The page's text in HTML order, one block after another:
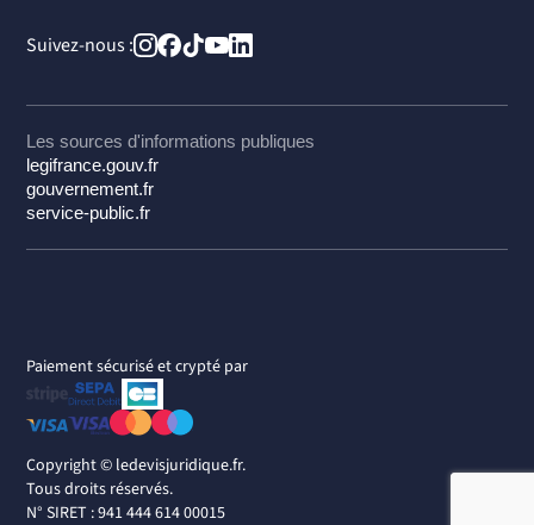
Suivez-nous :
Les sources d'informations publiques
legifrance.gouv.fr
gouvernement.fr
service-public.fr
Paiement sécurisé et crypté par
Copyright © ledevisjuridique.fr.
Tous droits réservés.
N° SIRET : 941 444 614 00015